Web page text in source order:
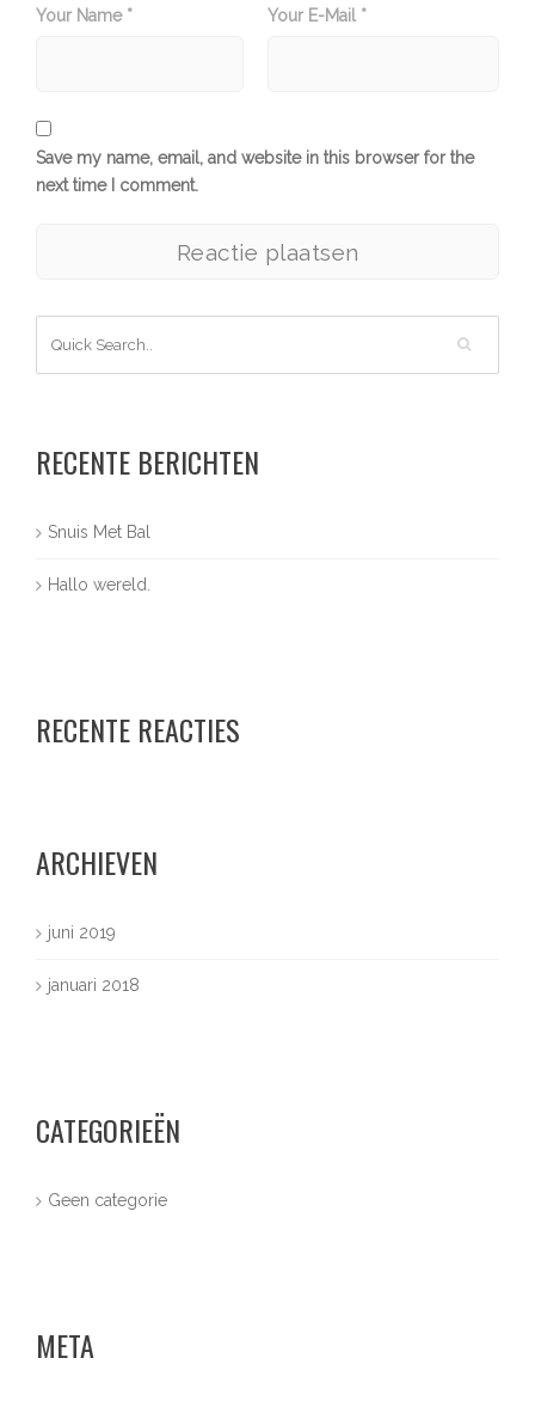
Your Name * Your E-Mail *
Save my name, email, and website in this browser for the
next time I comment.
RECENTE BERICHTEN
Snuis Met Bal
Hallo wereld.
RECENTE REACTIES
ARCHIEVEN
juni 2019
januari 2018
CATEGORIEËN
Geen categorie
META